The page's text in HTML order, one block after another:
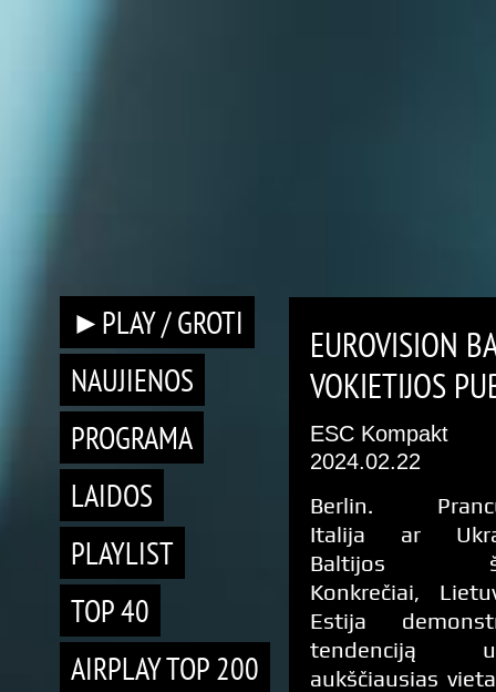
►PLAY / GROTI
NAUJIENOS
PROGRAMA
LAIDOS
PLAYLIST
TOP 40
AIRPLAY TOP 200
EUROVISION
VOKIETIJOS
ESC Kompakt
2024.02.22
Berlin.
Italija ar
Baltijos
Konkrečiai,
Estija
tendenciją
aukščiausias